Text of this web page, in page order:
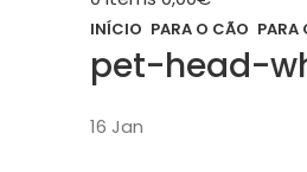
INÍCIO PARA O CÃO PARA
pet-head-
16 Jan